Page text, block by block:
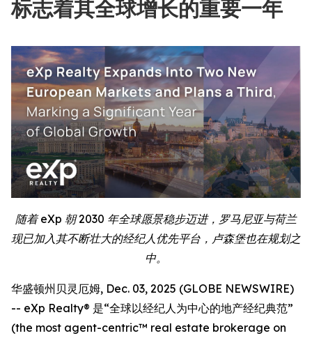
标志着其全球增长的重要一年
随着 eXp 朝 2030 年全球愿景稳步迈进，罗马尼亚与荷兰
现已加入其不断壮大的经纪人优先平台，卢森堡也在规划之
中。
华盛顿州贝灵厄姆, Dec. 03, 2025 (GLOBE NEWSWIRE)
-- eXp Realty® 是“全球以经纪人为中心的地产经纪典范”
(the most agent-centric™ real estate brokerage on